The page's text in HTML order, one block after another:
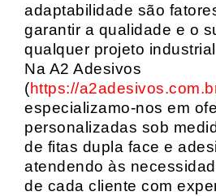
adaptabilidade são
garantir a qualidade e o
qualquer projeto
Na A2 Adesivos
(https://
especializamo-nos em
personalizadas sob
de fitas dupla face e
atendendo às
de cada cliente com